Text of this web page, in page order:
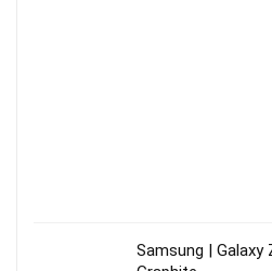
Samsung | Galaxy